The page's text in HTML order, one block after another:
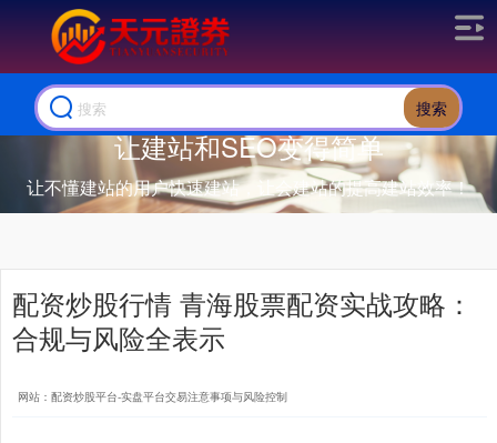
搜索
让建站和SEO变得简单
让不懂建站的用户快速建站，让会建站的提高建站效率！
配资炒股行情 青海股票配资实战攻略：
合规与风险全表示
网站：配资炒股平台-实盘平台交易注意事项与风险控制